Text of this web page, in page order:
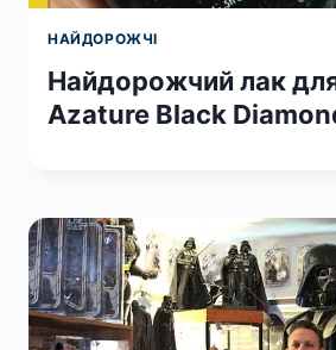
НАЙДОРОЖЧІ
Найдорожчий лак для
Azature Black